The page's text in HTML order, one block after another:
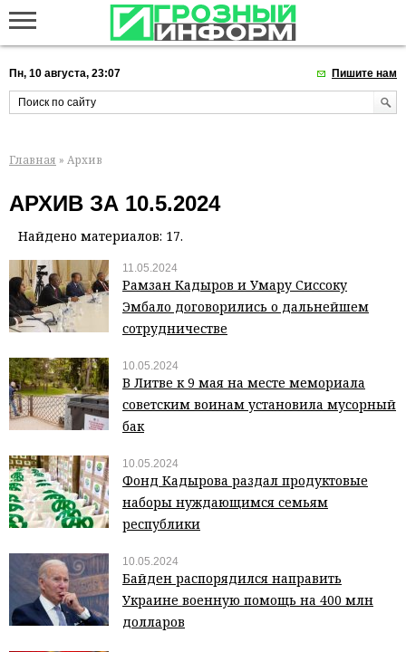
Пн, 10 августа, 23:07 Пишите нам
Главная » Архив
АРХИВ ЗА 10.5.2024
Найдено материалов: 17.
11.05.2024
Рамзан Кадыров и Умару Сиссоку
Эмбало договорились о дальнейшем
сотрудничестве
10.05.2024
В Литве к 9 мая на месте мемориала
советским воинам установила мусорный
бак
10.05.2024
Фонд Кадырова раздал продуктовые
наборы нуждающимся семьям
республики
10.05.2024
Байден распорядился направить
Украине военную помощь на 400 млн
долларов